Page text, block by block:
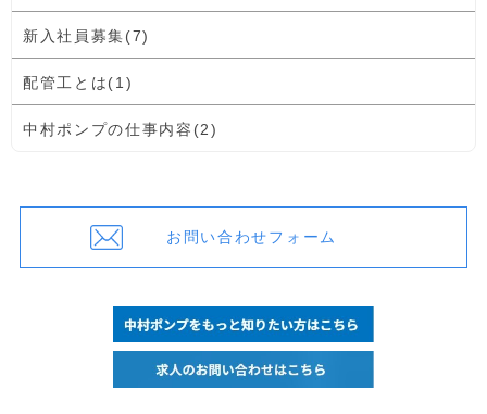
新入社員募集(7)
配管工とは(1)
中村ポンプの仕事内容(2)
お問い合わせフォーム